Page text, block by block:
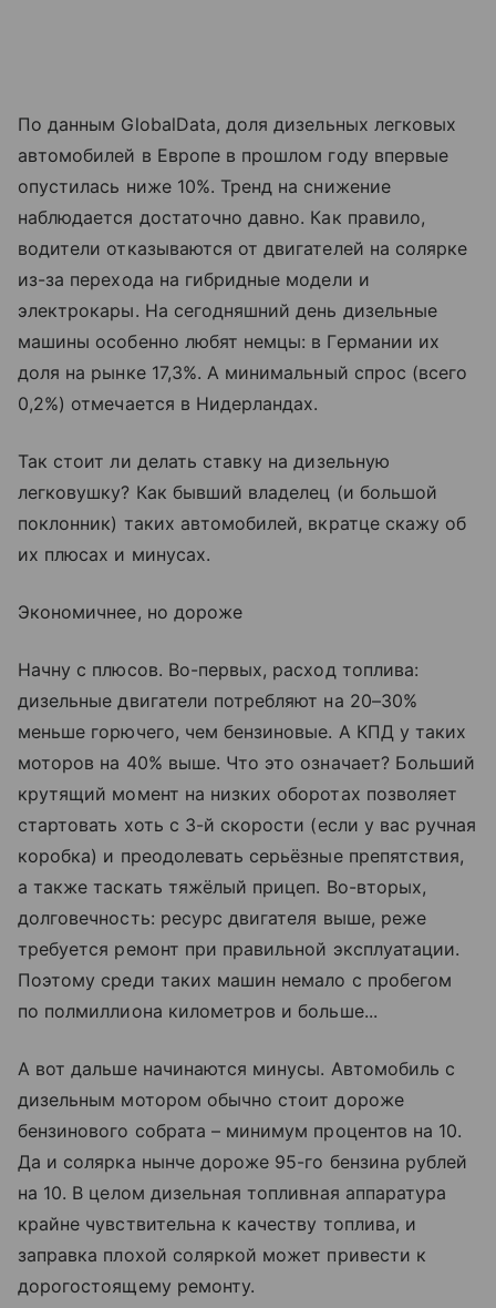
По данным GlobalData, доля дизельных легковых
автомобилей в Европе в прошлом году впервые
опустилась ниже 10%. Тренд на снижение
наблюдается достаточно давно. Как правило,
водители отказываются от двигателей на солярке
из-за перехода на гибридные модели и
электрокары. На сегодняшний день дизельные
машины особенно любят немцы: в Германии их
доля на рынке 17,3%. А минимальный спрос (всего
0,2%) отмечается в Нидерландах.
Так стоит ли делать ставку на дизельную
легковушку? Как бывший владелец (и большой
поклонник) таких автомобилей, вкратце скажу об
их плюсах и минусах.
Экономичнее, но дороже
Начну с плюсов. Во-первых, расход топлива:
дизельные двигатели потребляют на 20–30%
меньше горючего, чем бензиновые. А КПД у таких
моторов на 40% выше. Что это означает? Больший
крутящий момент на низких оборотах позволяет
стартовать хоть с 3-й скорости (если у вас ручная
коробка) и преодолевать серьёзные препятствия,
а также таскать тяжёлый прицеп. Во-вторых,
долговечность: ресурс двигателя выше, реже
требуется ремонт при правильной эксплуатации.
Поэтому среди таких машин немало с пробегом
по полмиллиона километров и больше...
А вот дальше начинаются минусы. Автомобиль с
дизельным мотором обычно стоит дороже
бензинового собрата – минимум процентов на 10.
Да и солярка нынче дороже ­95-го бензина рублей
на 10. В целом дизельная топливная аппаратура
крайне чувствительна к качеству топлива, и
заправка плохой соляркой может привести к
дорогостоящему ремонту.